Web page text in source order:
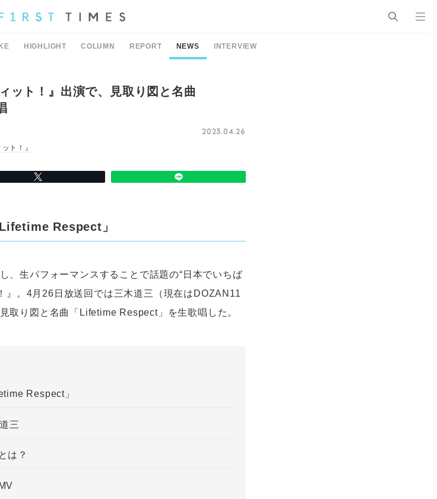
HIGHLIGHT COLUMN REPORT NEWS INTERVIEW
ット！』出演で、見取り図と名曲
2023.04.26
ット！』
Respect」
、生パフォーマンスすることで話題の“日本でいちば
』。4月26日放送回では三木道三（現在はDOZAN11
取り図と名曲「Lifetime Respect」を生歌唱した。
Respect」
三
は？